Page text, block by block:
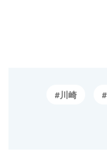
川崎